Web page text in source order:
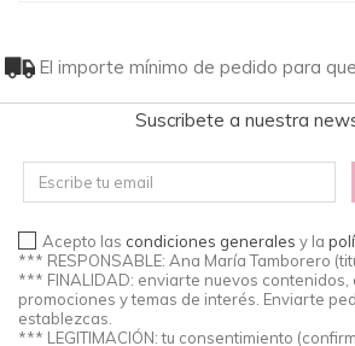
El importe mínimo de pedido para
Suscribete a nuestra
Acepto las condiciones generales y la
*** RESPONSABLE: Ana María Tamborero
*** FINALIDAD: enviarte nuevos contenidos,
promociones y temas de interés. Enviarte
establezcas.
*** LEGITIMACIÓN: tu consentimiento